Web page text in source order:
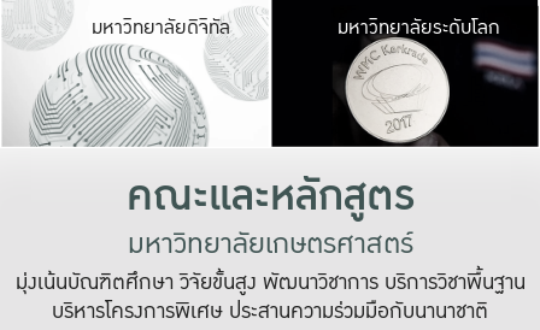
มหาวิทยาลัยดิจิทัล มหาวิ
เปลี่ยนแปลง แล
เพื่อทำง
ระบบสารสนเทศ
มหาวิทยาลัยระดับโลก
คณะและหลักสูตร
มหาวิทยาลัยเกษตรศาสตร์
มุ่งเน้นบัณฑิตศึกษา วิจัยขั้นสูง พัฒนาวิชาการ บริการวิชาพื้นฐาน
บริหารโครงการพิเศษ ประสานความร่วมมือกับนานาชาติ